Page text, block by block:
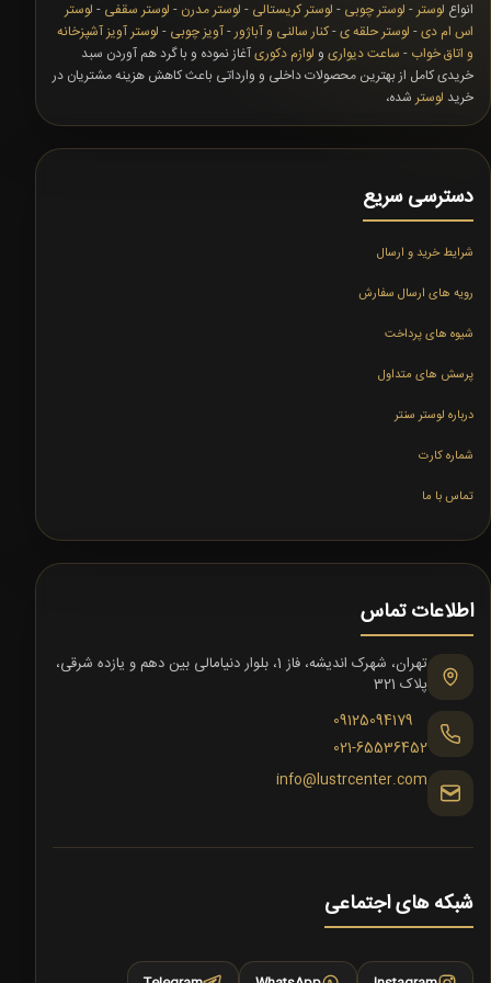
انواع لوستر - لوستر چوبی - لوستر کریستالی - لوستر مدرن - لوستر سقفی - لوستر
اس ام دی- لوستر حلقه ی-کنار سالنی و آباژور-آویز چوبی - لوستر آویز آشپزخانه
و اتاق خواب - ساعت دیواری و لوازم دکوریآغاز نموده و با گرد هم آوردن سبد
خریدی کامل از بهترین محصولات داخلی و وارداتی باعث کاهش هزینه مشتریان در
خرید لوستر شده،
دسترسی سریع
شرایط خرید و ارسال
رویه های ارسال سفارش
شیوه های پرداخت
پرسش های متداول
درباره لوستر سنتر
شماره کارت
تماس با ما
اطلاعات تماس
تهران، شهرک اندیشه، فاز 1، بلوار دنیامالی بین دهم و یازده شرقی،
پلاک 321
09125094179
021-65536452
info@lustrcenter.com
شبکه های اجتماعی